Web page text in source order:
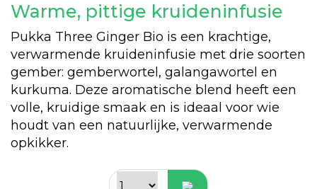
Warme, pittige kruideninfusie
Pukka Three Ginger Bio is een krachtige,
verwarmende kruideninfusie met drie soorten
gember: gemberwortel, galangawortel en
kurkuma. Deze aromatische blend heeft een
volle, kruidige smaak en is ideaal voor wie
houdt van een natuurlijke, verwarmende
opkikker.